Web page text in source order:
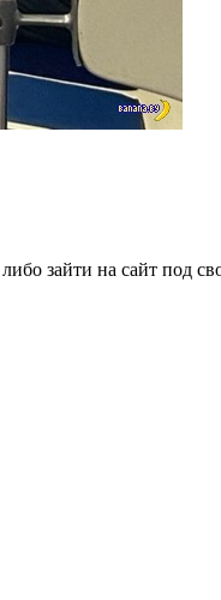
зайти на сайт под